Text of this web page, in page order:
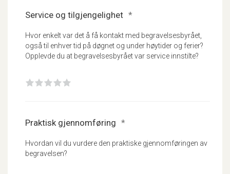
Service og tilgjengelighet *
Hvor enkelt var det å få kontakt med begravelsesbyrået,
også til enhver tid på døgnet og under høytider og ferier?
Opplevde du at begravelsesbyrået var service innstilte?
Praktisk gjennomføring *
Hvordan vil du vurdere den praktiske gjennomføringen av
begravelsen?